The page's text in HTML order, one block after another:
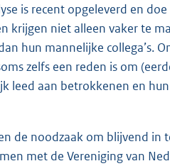
is recent opgeleverd en
krijgen niet alleen vaker te
hun mannelijke collega’s.
zelfs een reden is om
leed aan betrokkenen en
de noodzaak om blijvend in
met de Vereniging van